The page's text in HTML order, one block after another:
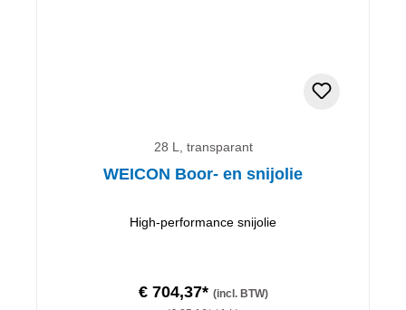
28 L, transparant
WEICON Boor- en snijolie
High-performance snijolie
€ 704,37* (incl. BTW)